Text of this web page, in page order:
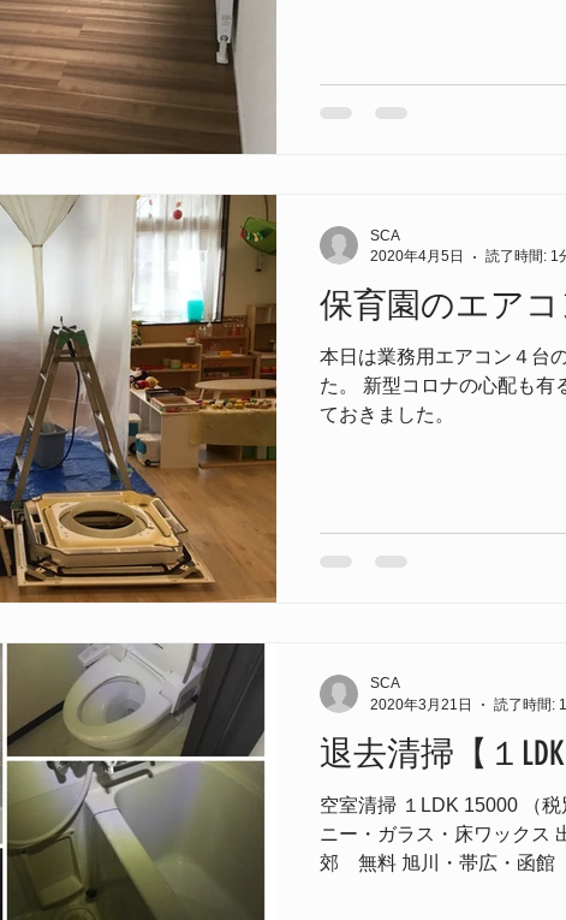
保育園のエア
本日は業務用エアコン４台
た。 新型コロナの心配も有
ておきました。
SCA
2020年4月5日
読了時間: 1
退去清掃【１
空室清掃 １LDK 15000 （
ニー・ガラス・床ワックス
郊 無料 旭川・帯広・函館
SCA
2020年3月21日
読了時間: